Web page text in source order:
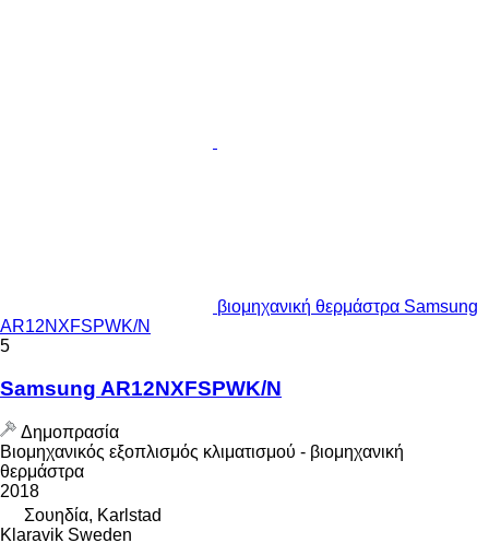
βιομηχανική θερμάστρα Samsung
AR12NXFSPWK/N
5
Samsung AR12NXFSPWK/N
Δημοπρασία
Βιομηχανικός εξοπλισμός κλιματισμού - βιομηχανική
θερμάστρα
2018
Σουηδία, Karlstad
Klaravik Sweden